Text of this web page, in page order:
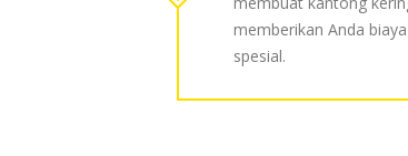
memberikan Anda
spesial.